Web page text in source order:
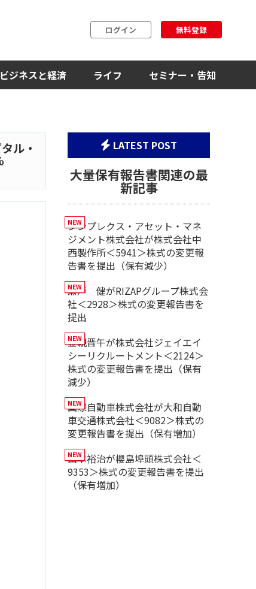
ログイン 無料登録
ビジネスと経済 ライフ セミナー・告知
ル・ LATEST POST
大量保有報告書関連の最
新記事
シンプレクス・アセット・マネ
ジメント株式会社が株式会社中
西製作所＜5941＞株式の変更報
告書を提出（保有減少）
瀬戸 健がRIZAPグループ株式会
社＜2928＞株式の変更報告書を
提出
金親晋午が株式会社ジェイエイ
シーリクルートメント＜2124＞
株式の変更報告書を提出（保有
減少）
国際自動車株式会社が大和自動
車交通株式会社＜9082＞株式の
変更報告書を提出（保有増加）
山本裕治が櫻島埠頭株式会社＜
9353＞株式の変更報告書を提出
（保有増加）